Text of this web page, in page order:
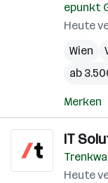
epunkt
Heute
Wien
ab
Merken
IT
Heute